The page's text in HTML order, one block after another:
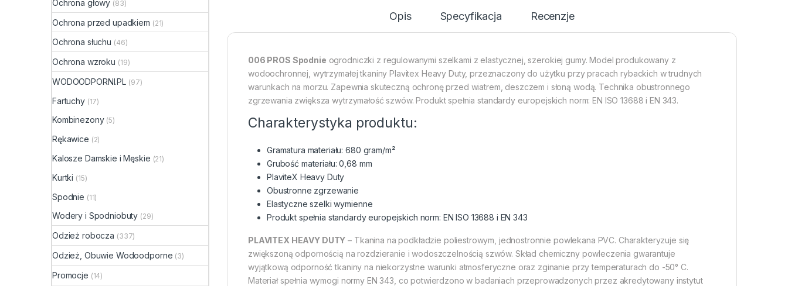
Opis Specyfikacja Recenzje
006 PROS Spodnie ogrodniczki z regulowanymi szelkami z elastycznej, szerokiej gumy. Model produkowany z
wodoochronnej, wytrzymałej tkaniny Plavitex Heavy Duty, przeznaczony do użytku przy pracach rybackich w trudnych
warunkach na morzu. Zapewnia skuteczną ochronę przed wiatrem, deszczem i słoną wodą. Technika obustronnego
zgrzewania zwiększa wytrzymałość szwów. Produkt spełnia standardy europejskich norm: EN ISO 13688 i EN 343.
Charakterystyka produktu:
Gramatura materiału: 680 gram/m²
Grubość materiału: 0,68 mm
PlaviteX Heavy Duty
Obustronne zgrzewanie
Elastyczne szelki wymienne
Produkt spełnia standardy europejskich norm: EN ISO 13688 i EN 343
PLAVITEX HEAVY DUTY – Tkanina na podkładzie poliestrowym, jednostronnie powlekana PVC. Charakteryzuje się
zwiększoną odpornością na rozdzieranie i wodoszczelnością szwów. Skład chemiczny powleczenia gwarantuje
wyjątkową odporność tkaniny na niekorzystne warunki atmosferyczne oraz zginanie przy temperaturach do -50° C.
Materiał spełnia wymogi normy EN 343, co potwierdzono w badaniach przeprowadzonych przez akredytowany instytut
Ochrona głowy (83)
Ochrona przed upadkiem (21)
Ochrona słuchu (46)
Ochrona wzroku (19)
WODOODPORNI.PL (97)
Fartuchy (17)
Kombinezony (5)
Rękawice (2)
Kalosze Damskie i Męskie (21)
Kurtki (15)
Spodnie (11)
Wodery i Spodniobuty (29)
Odzież robocza (337)
Odzież, Obuwie Wodoodporne (3)
Promocje (14)